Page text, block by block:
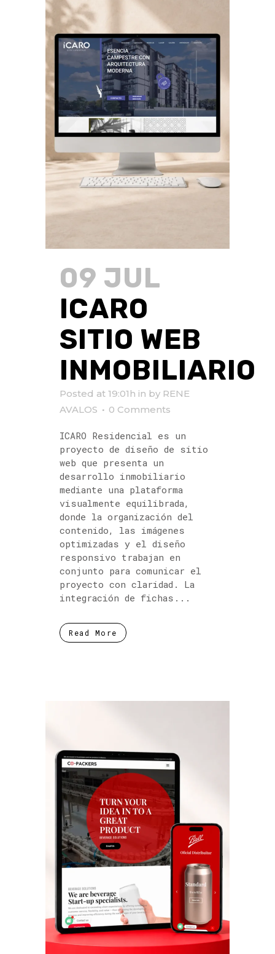
09 JUL
ICARO
SITIO WEB
INMOBILIARIO
Posted at 19:01h in by RENE
AVALOS
0 Comments
ICARO Residencial es un
proyecto de diseño de sitio
web que presenta un
desarrollo inmobiliario
mediante una plataforma
visualmente equilibrada,
donde la organización del
contenido, las imágenes
optimizadas y el diseño
responsivo trabajan en
conjunto para comunicar el
proyecto con claridad. La
integración de fichas...
Read More